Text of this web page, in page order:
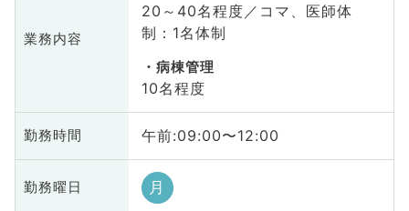
業務内容
20～40名程度／コマ、医師体
制：1名体制
病棟管理
10名程度
勤務時間 午前:09:00〜12:00
勤務曜日 月